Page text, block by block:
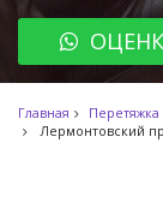
Главная
Лермонтовский